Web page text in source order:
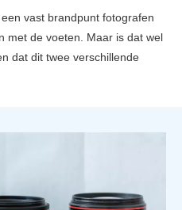
vast brandpunt fotografen
met de voeten. Maar is dat wel
dat dit twee verschillende